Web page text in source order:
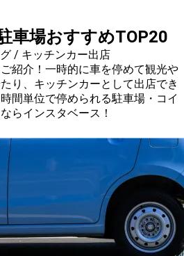
車場おすすめTOP20
/ キッチンカー出店
紹介！一時的に車を停めて観光や
り、キッチンカーとして出店でき
間単位で停められる駐車場・コイ
らインスタベース！